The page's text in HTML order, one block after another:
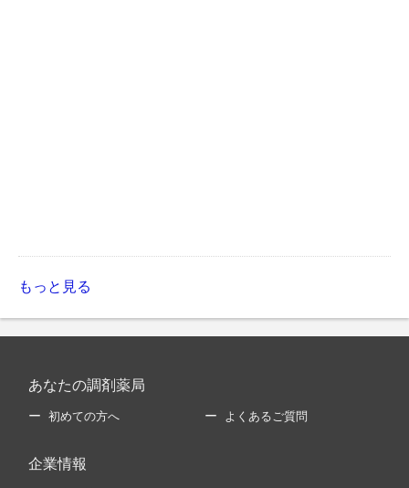
もっと見る
あなたの調剤薬局
初めての方へ よくあるご質問
企業情報